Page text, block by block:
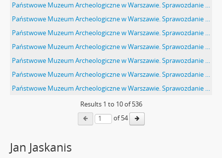
Państwowe Muzeum Archeologiczne w Warszawie. Sprawozdanie z działalności w roku 1980. Mszynopis. Konserwacja zabytków.
Państwowe Muzeum Archeologiczne w Warszawie. Sprawozdanie z działalności w roku 1980. Mszynopis. Biblioteka. Sprawy personalne.
Państwowe Muzeum Archeologiczne w Warszawie. Sprawozdanie z działalności w roku 1980. Mszynopis. Tabela. Terenowe prace badawce.
Państwowe Muzeum Archeologiczne w Warszawie. Sprawozdanie z działalności w roku 1980. Mszynopis. Tabela. Sympozja sesje konferencje.
Państwowe Muzeum Archeologiczne w Warszawie. Sprawozdanie z działalności w roku 1980. Mszynopis. Tabela. Współpraca naukowa i dydaktyczna i inna. C.d.
Państwowe Muzeum Archeologiczne w Warszawie. Sprawozdanie z działalności w roku 1980. Mszynopis. Kontakty z zagranicą.
Państwowe Muzeum Archeologiczne w Warszawie. Sprawozdanie z działalności w roku 1980. Mszynopis. Strona końcowa z pieczęcią. Ewidencja PMA 5366.
Results 1 to 10of 536
of 54
Jan Jaskanis